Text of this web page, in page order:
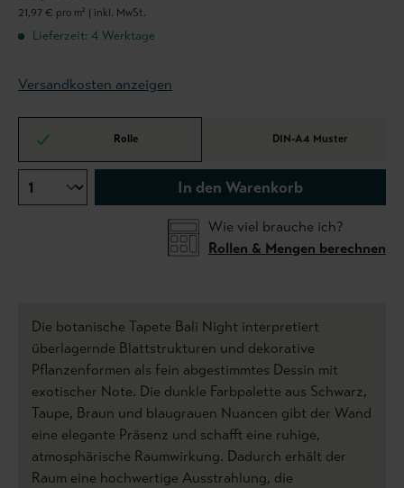
21,97 € pro m² | inkl. MwSt.
Lieferzeit: 4 Werktage
Versandkosten anzeigen
Rolle DIN-A4 Muster
In den Warenkorb
Wie viel brauche ich?
Rollen & Mengen berechnen
Die botanische Tapete Bali Night interpretiert
überlagernde Blattstrukturen und dekorative
Pflanzenformen als fein abgestimmtes Dessin mit
exotischer Note. Die dunkle Farbpalette aus Schwarz,
Taupe, Braun und blaugrauen Nuancen gibt der Wand
eine elegante Präsenz und schafft eine ruhige,
atmosphärische Raumwirkung. Dadurch erhält der
Raum eine hochwertige Ausstrahlung, die